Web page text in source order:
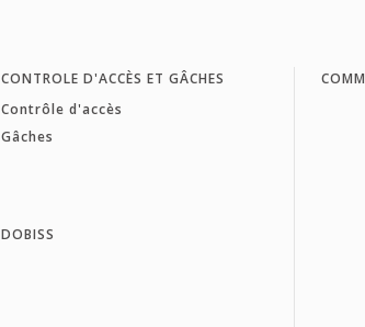
CONTROLE D'ACCÈS ET GÂCHES
Contrôle d'accès
Gâches
DOBISS